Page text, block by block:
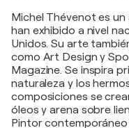
Michel Thévenot es
han exhibido a nivel
Unidos. Su arte
como Art Design y
Magazine. Se inspira
naturaleza y los
composiciones se
óleos y arena sobre
Pintor